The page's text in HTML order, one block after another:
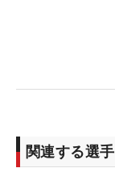
関連する選